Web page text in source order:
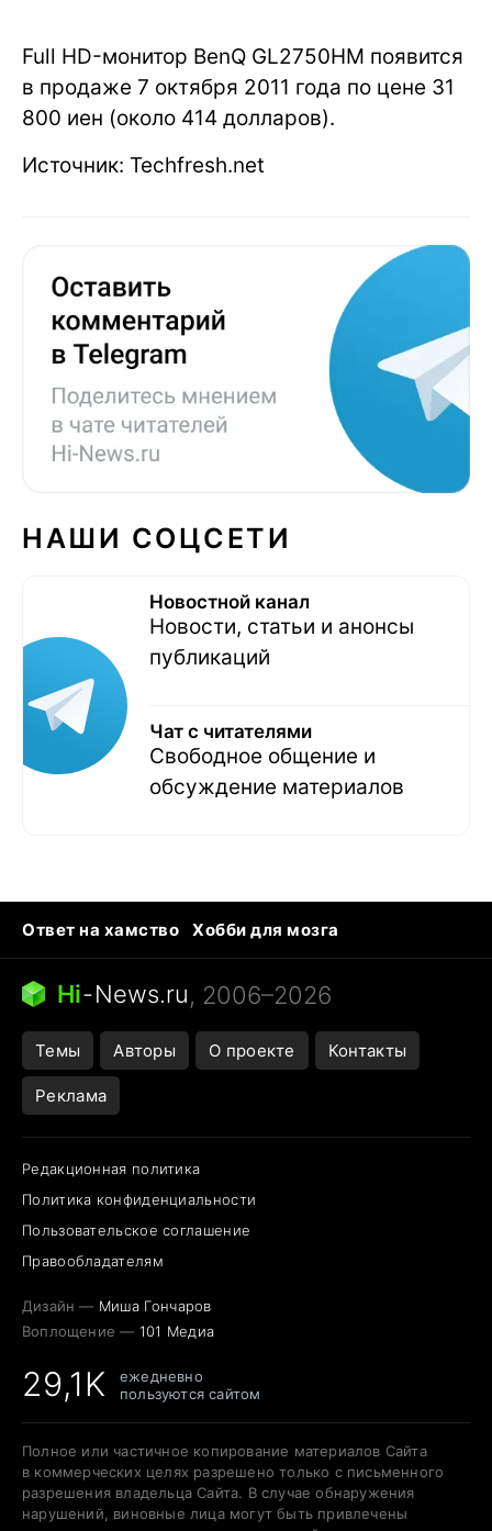
Full HD-монитор BenQ GL2750HM появится
в продаже 7 октября 2011 года по цене 31
800 иен (около 414 долларов).
Источник: Techfresh.net
НАШИ СОЦСЕТИ
Новостной канал
Новости, статьи и анонсы
публикаций
Чат с читателями
Свободное общение и
обсуждение материалов
Ответ на хамство
Хобби для мозга
Бензин 100 и 95
Тунцы в океанариуме
Следующая пандемия
Hi-News.ru, 2006–2026
Темы Авторы О проекте Контакты
Реклама
Редакционная политика
Политика конфиденциальности
Пользовательское соглашение
Правообладателям
Дизайн — Миша Гончаров
Воплощение — 101 Медиа
29,1K
ежедневно
пользуются сайтом
Полное или частичное копирование материалов Сайта
в коммерческих целях разрешено только с письменного
разрешения владельца Сайта. В случае обнаружения
нарушений, виновные лица могут быть привлечены